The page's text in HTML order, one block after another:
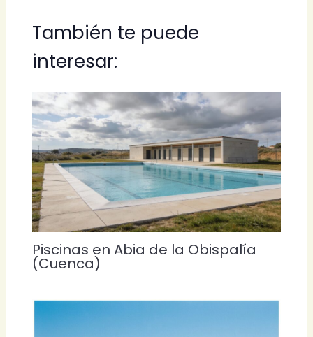
También te puede
interesar:
Piscinas en Abia de la Obispalía
(Cuenca)